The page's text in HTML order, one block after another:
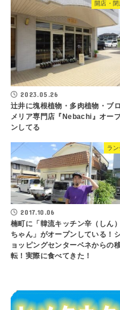
開店・閉
2023.05.26
辻井に塊根植物・多肉植物・ブロ
メリア専門店『Nebachi』オー
ンしてる
ラン
2017.10.06
楠町に「韓流キッチン辛（しん）
ちゃん」がオープンしている！
ョッピングセンターベネからの
転！実際に食べてきた！